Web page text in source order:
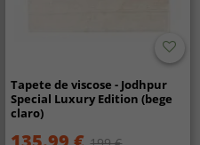
Tapete de viscose - Jodhpur
Special Luxury Edition (bege
claro)